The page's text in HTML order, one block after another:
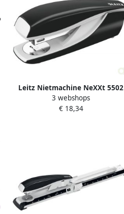
Leitz Nietmachine NeXXt 5502
30vel 24 6 zwart
3 webshops
€ 18,34